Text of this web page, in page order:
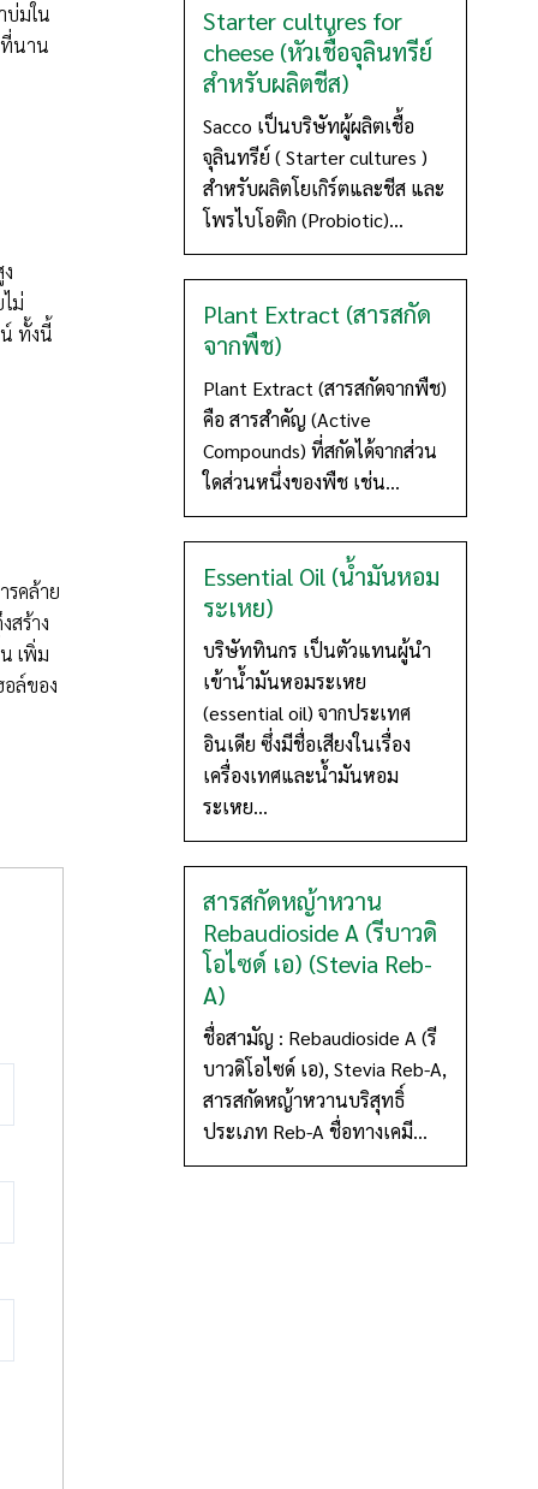
บ่มใน
ที่นาน
ม่
ทั้งนี้
รคล้าย
สร้าง
เพิ่ม
ล์ของ
Starter cultures for
cheese (หัวเชื้อจุลินทรีย์
สำหรับผลิตชีส)
Sacco เป็นบริษัทผู้ผลิตเชื้อ
จุลินทรีย์ ( Starter cultures )
สำหรับผลิตโยเกิร์ตและชีส และ
โพรไบโอติก (Probiotic)...
Plant Extract (สารสกัด
จากพืช)
Plant Extract (สารสกัดจากพืช)
คือ สารสำคัญ (Active
Compounds) ที่สกัดได้จากส่วน
ใดส่วนหนึ่งของพืช เช่น...
Essential Oil (น้ำมันหอม
ระเหย)
บริษัททินกร เป็นตัวแทนผู้นำ
เข้าน้ำมันหอมระเหย
(essential oil) จากประเทศ
อินเดีย ซึ่งมีชื่อเสียงในเรื่อง
เครื่องเทศและน้ำมันหอม
ระเหย...
สารสกัดหญ้าหวาน
Rebaudioside A (รีบาวดิ
โอไซด์ เอ) (Stevia Reb-
A)
ชื่อสามัญ : Rebaudioside A (รี
บาวดิโอไซด์ เอ), Stevia Reb-A,
สารสกัดหญ้าหวานบริสุทธิ์
ประเภท Reb-A ชื่อทางเคมี...